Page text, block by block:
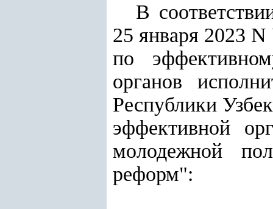
В
25 января 2023
по
органов
Республики
эффективной
молодежной
реформ":